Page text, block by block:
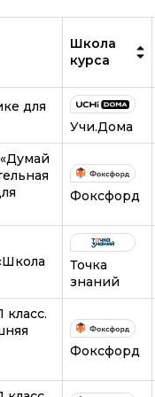
Школа
курса
для
Учи.Дома
Фоксфорд
Точка
знаний
класс.
Фоксфорд